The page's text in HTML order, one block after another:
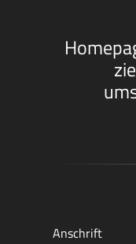
Anschrift